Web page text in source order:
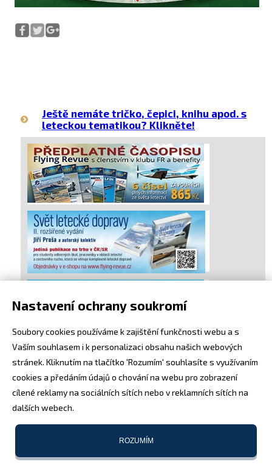
Ještě nemáte tričko, čepici, knihu apod. s
leteckou tematikou? Klikněte!
Nastavení ochrany soukromí
Soubory cookies používáme k zajištění funkčnosti webu a s
Vaším souhlasem i k personalizaci obsahu našich webových
stránek. Kliknutím na tlačítko 'Rozumím' souhlasíte s využívaním
cookies a předáním údajů o chování na webu pro zobrazení
cílené reklamy na sociálních sítích nebo v reklamních sítích na
dalších webech.
ROZUMÍM